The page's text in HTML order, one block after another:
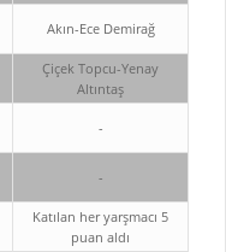
Akın-Ece Demirağ
Çiçek Topcu-Yenay
Altıntaş
-
-
Katılan her yarşmacı 5
puan aldı